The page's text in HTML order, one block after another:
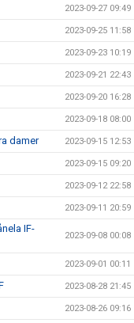
2023-09-27 09:49
2023-09-25 11:58
2023-09-23 10:19
2023-09-21 22:43
2023-09-20 16:28
2023-09-18 08:00
damer 2023-09-15 12:53
2023-09-15 09:20
2023-09-12 22:58
2023-09-11 20:59
IF-
2023-09-08 00:08
2023-09-01 00:11
2023-08-28 21:45
2023-08-26 09:16